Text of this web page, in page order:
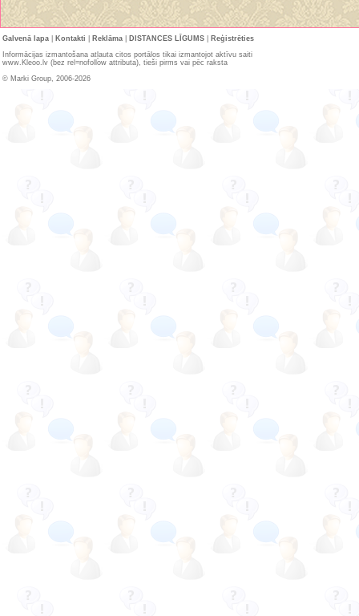
Galvenā lapa Kontakti Reklāma DISTANCES LĪGUMS
Reģistrēties
Informācijas izmantošana atļauta citos portālos tikai izmantojot aktīvu saiti
www.Kleoo.lv (bez rel=nofollow attributa), tieši pirms vai pēc raksta
© Marki Group, 2006-2026